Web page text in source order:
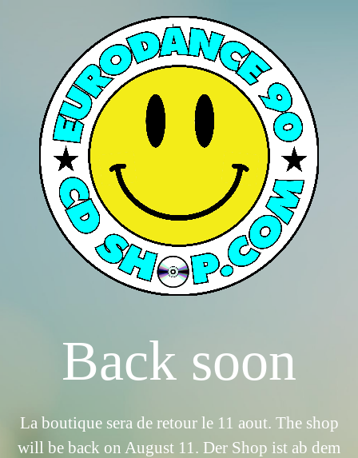
Back soon
La boutique sera de retour le 11 aout. The shop
will be back on August 11. Der Shop ist ab dem